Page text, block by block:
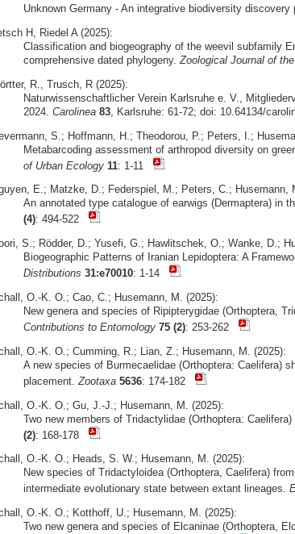
Unknown Germany - An integrative biodiversity discovery
H, Riedel A (2025):
Classification and biogeography of the weevil subfamily
comprehensive dated phylogeny.Zoological Journal of
R., Trusch, R (2025):
Naturwissenschaftlicher Verein Karlsruhe e. V.,
2024. Carolinea 83, Karlsruhe: 61-72; doi: 10.64134/
S.; Hoffmann, H.; Theodorou, P.; Peters, I.;
Metabarcoding assessment of arthropod diversity on
of Urban Ecology 11: 1-11
E.; Matzke, D.; Federspiel, M.; Peters, C.; Husemann,
An annotated type catalogue of earwigs (Dermaptera) in
(4): 494-522
S.; Rödder, D.; Yusefi, G.; Hawlitschek, O.; Wanke, D.;
Biogeographic Patterns of Iranian Lepidoptera: A
Distributions 31:e70010: 1-14
O.-K. O.; Cao, C.; Husemann, M. (2025):
New genera and species of Ripipterygidae (Orthoptera,
Contributions to Entomology 75 (2): 253-262
O.-K. O.; Cumming, R.; Lian, Z.; Husemann, M. (2025):
A new species of Burmecaelidae (Orthoptera: Caelifera)
placement. Zootaxa 5636: 174-182
O.-K. O.; Gu, J.-J.; Husemann, M. (2025):
Two new members of Tridactylidae (Orthoptera:
(2): 168-178
O.-K. O.; Heads, S. W.; Husemann, M. (2025):
New species of Tridactyloidea (Orthoptera, Caelifera)
intermediate evolutionary state between extant lineages.
O.-K. O.; Kotthoff, U.; Husemann, M. (2025):
Two new genera and species of Elcaninae (Orthoptera,